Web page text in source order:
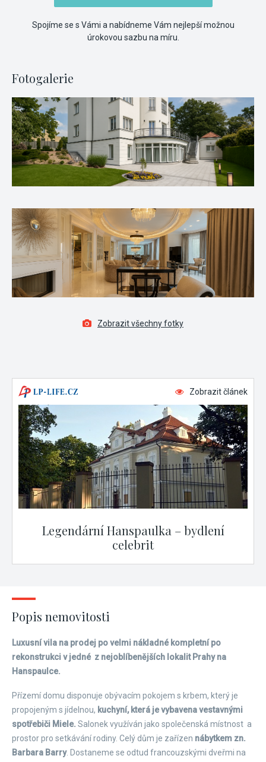
Spojíme se s Vámi a nabídneme Vám nejlepší možnou
úrokovou sazbu na míru.
Fotogalerie
Zobrazit všechny fotky
Zobrazit článek
Legendární Hanspaulka – bydlení
celebrit
Popis nemovitosti
Luxusní vila na prodej po velmi nákladné kompletní po
rekonstrukci v jedné z nejoblíbenějších lokalit Prahy na
Hanspaulce.
Přízemí domu disponuje obývacím pokojem s krbem, který je
propojeným s jídelnou, kuchyní, která je vybavena vestavnými
spotřebiči Miele. Salonek využíván jako společenská místnost a
prostor pro setkávání rodiny. Celý dům je zařízen nábytkem zn.
Barbara Barry. Dostaneme se odtud francouzskými dveřmi na